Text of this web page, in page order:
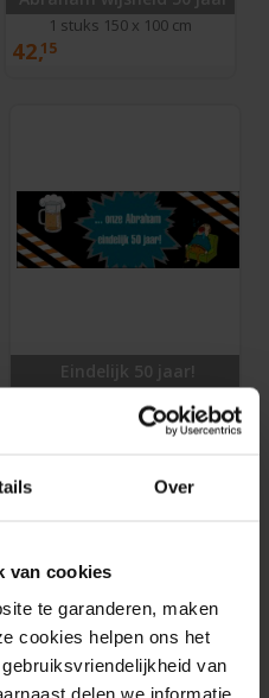
Over
van cookies
te garanderen, maken
cookies helpen ons het
van
delen we informatie
1 stuks 150 x 100 cm
42,15
Eindelijk 50 jaar!